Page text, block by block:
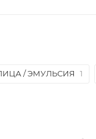
/ ЭМУЛЬСИЯ 1